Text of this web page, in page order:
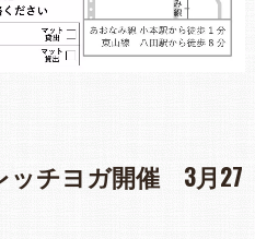
ッチヨガ開催 3月27